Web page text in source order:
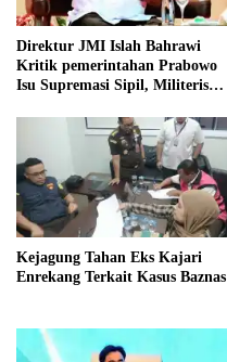
Direktur JMI Islah Bahrawi
Kritik pemerintahan Prabowo
Isu Supremasi Sipil, Militerisasi,
Kejagung Tahan Eks Kajari
Enrekang Terkait Kasus Baznas